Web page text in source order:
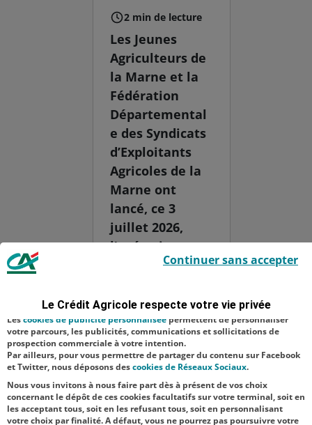
2 min de lecture
Les Jeunes
Agriculteurs de
la Marne et la
Fédération
Départemental
e des Syndicats
d’Exploitants
Agricoles de la
Marne ont
lancé, ce 3
juillet 2026,
l’opération
solidarité
venir en aide
aux éleveurs
faisant face aux
difficultés
Le Crédit Agricole respecte votre vie privée
indispensables car utilisés à des fins de bon fonctionnement et de
sécurité ; d’autres sont facultatifs. Les
satisfaction facultatifs.
Lescookies de publicité personnalisée permettent de personnaliser
votre parcours, les publicités, communications et sollicitations de
prospection commerciale à votre intention.
Par ailleurs, pour vous permettre de partager du contenu sur Facebook
et Twitter, nous déposons descookies de Réseaux Sociaux.
Nous vous invitons à nous faire part dès à présent de vos choix
concernant le dépôt de ces cookies facultatifs sur votre terminal, soit en
les acceptant tous, soit en les refusant tous, soit en personnalisant
votre choix par finalité. A défaut, vous ne pourrez pas poursuivre votre
Continuer sans accepter